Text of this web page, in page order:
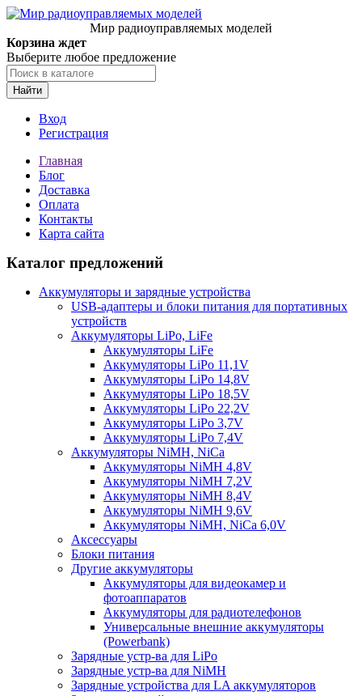
Мир радиоуправляемых моделей
Корзина ждет
Выберите любое предложение
Найти
Вход
Регистрация
Главная
Блог
Доставка
Оплата
Контакты
Карта сайта
Каталог предложений
Аккумуляторы и зарядные устройства
USB-адаптеры и блоки питания для портативных
устройств
Аккумуляторы LiPo, LiFe
Аккумуляторы LiFe
Аккумуляторы LiPo 11,1V
Аккумуляторы LiPo 14,8V
Аккумуляторы LiPo 18,5V
Аккумуляторы LiPo 22,2V
Аккумуляторы LiPo 3,7V
Аккумуляторы LiPo 7,4V
Аккумуляторы NiMH, NiCa
Аккумуляторы NiMH 4,8V
Аккумуляторы NiMH 7,2V
Аккумуляторы NiMH 8,4V
Аккумуляторы NiMH 9,6V
Аккумуляторы NiMH, NiCa 6,0V
Аксессуары
Блоки питания
Другие аккумуляторы
Аккумуляторы для видеокамер и
фотоаппаратов
Аккумуляторы для радиотелефонов
Универсальные внешние аккумуляторы
(Powerbank)
Зарядные устр-ва для LiPo
Зарядные устр-ва для NiMH
Зарядные устройства для LA аккумуляторов